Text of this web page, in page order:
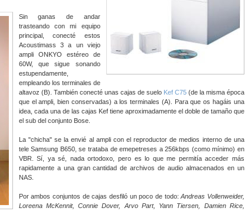
Sin ganas de andar
trasteando con mi equipo
principal, conecté estos
Acoustimass 3 a un viejo
ampli ONKYO estéreo de
60W, que sigue sonando
estupendamente,
empleando los terminales de
altavoz (B). También conecté unas cajas de suelo Kef C75(de la misma época
que el ampli, bien conservadas) a los terminales (A). Para que os hagáis una
idea, cada una de las cajas Kef tiene aproximadamente el doble de tamaño que
el sub del conjunto Bose.
La "chicha" se la envié al ampli con el reproductor de medios interno de una
tele Samsung B650, se trataba de emepetreses a 256kbps (como mínimo) en
VBR. Sí, ya sé, nada ortodoxo, pero es lo que me permitía acceder más
rapidamente a una gran cantidad de archivos de audio almacenados en un
NAS.
Por ambos conjuntos de cajas desfiló un poco de todo:Andreas Vollenweider,
Loreena McKennit, Connie Dover, Arvo Part, Yann Tiersen, Damien Rice,